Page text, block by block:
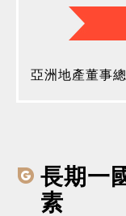
亞洲地產董事
長期一
素